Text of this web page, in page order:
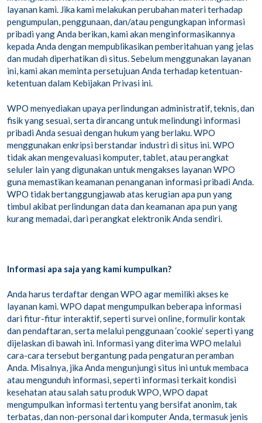
layanan kami. Jika kami melakukan perubahan materi terhadap
pengumpulan, penggunaan, dan/atau pengungkapan informasi
pribadi yang Anda berikan, kami akan menginformasikannya
kepada Anda dengan mempublikasikan pemberitahuan yang jelas
dan mudah diperhatikan di situs. Sebelum menggunakan layanan
ini, kami akan meminta persetujuan Anda terhadap ketentuan-
ketentuan dalam Kebijakan Privasi ini.
WPO menyediakan upaya perlindungan administratif, teknis, dan
fisik yang sesuai, serta dirancang untuk melindungi informasi
pribadi Anda sesuai dengan hukum yang berlaku. WPO
menggunakan enkripsi berstandar industri di situs ini. WPO
tidak akan mengevaluasi komputer, tablet, atau perangkat
seluler lain yang digunakan untuk mengakses layanan WPO
guna memastikan keamanan penanganan informasi pribadi Anda.
WPO tidak bertanggungjawab atas kerugian apa pun yang
timbul akibat perlindungan data dan keamanan apa pun yang
kurang memadai, dari perangkat elektronik Anda sendiri.
Informasi apa saja yang kami kumpulkan?
Anda harus terdaftar dengan WPO agar memiliki akses ke
layanan kami. WPO dapat mengumpulkan beberapa informasi
dari fitur-fitur interaktif, seperti survei online, formulir kontak
dan pendaftaran, serta melalui penggunaan ‘cookie’ seperti yang
dijelaskan di bawah ini. Informasi yang diterima WPO melalui
cara-cara tersebut bergantung pada pengaturan peramban
Anda. Misalnya, jika Anda mengunjungi situs ini untuk membaca
atau mengunduh informasi, seperti informasi terkait kondisi
kesehatan atau salah satu produk WPO, WPO dapat
mengumpulkan informasi tertentu yang bersifat anonim, tak
terbatas, dan non-personal dari komputer Anda, termasuk jenis